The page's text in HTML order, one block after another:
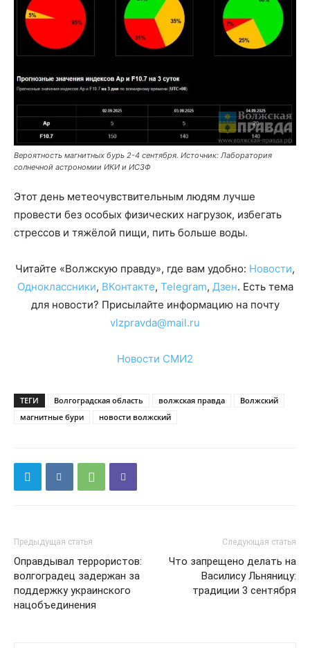
Вероятность магнитных бурь 2-4 сентября. Источник: Лаборатория
солнечной астрономии ИКИ и ИСЗФ
Этот день метеочувствительным людям лучше
провести без особых физических нагрузок, избегать
стрессов и тяжёлой пищи, пить больше воды.
Читайте «Волжскую правду», где вам удобно: Новости,
Одноклассники, ВКонтакте, Telegram, Дзен. Есть тема
для новости? Присылайте информацию на почту
vlzpravda@mail.ru
Новости СМИ2
ТЕГИ Волгоградская область волжская правда
Волжский
магнитные бури
новости волжский
Предыдущая статья
Оправдывал террористов:
волгоградец задержан за
поддержку украинского
нацобъединения
Следующая статья
Что запрещено делать на
Василису Льняницу:
традиции 3 сентября